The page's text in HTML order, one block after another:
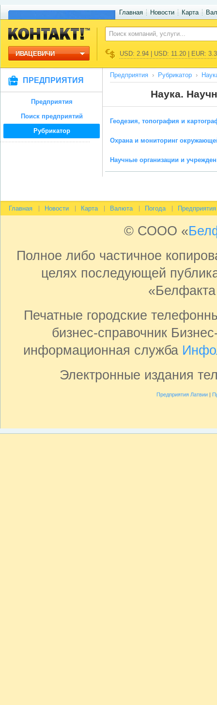
Главная Новости Карта
ИВАЦЕВИЧИ USD: 2.94 | USD: 11.20 | EUR:
ПРЕДПРИЯТИЯ
Предприятия
Поиск предприятий
Рубрикатор
Предприятия Рубрикатор
Наука.
Геодезия, топография и
Охрана и мониторинг
Научные организации и
Главная Новости Карта Валюта Погода Предприятия
© СООО «
Полное либо частичное
целях последующей
Печатные городские
бизнес-справочник
информационная служба
Электронные издания
Предприятия Латвии|